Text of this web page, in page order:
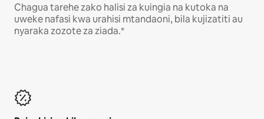
Chagua tarehe zako halisi za kuingia na kutoka na
uweke nafasi kwa urahisi mtandaoni, bila kujizatiti au
nyaraka zozote za ziada.*